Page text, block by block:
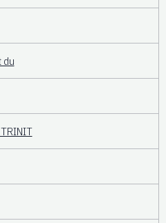
du
TRINIT